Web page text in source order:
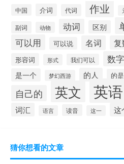
中国 介词 代词 作业
副词
动物 动词 区别
可以用 可以说 名词 复
形容词
形式 我们可以 数字
是一个 梦幻西游 的人 的是
自己的 英文 英语
词汇 语言 读音 这一 这
猜你想看的文章